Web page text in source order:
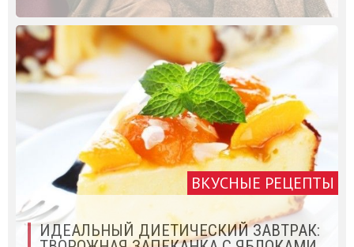
ВКУСНЫЕ РЕЦЕПТЫ
ИДЕАЛЬНЫЙ ДИЕТИЧЕСКИЙ ЗАВТРАК: